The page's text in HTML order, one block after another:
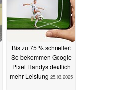
Bis zu 75 % schneller:
So bekommen Google
Pixel Handys deutlich
mehr Leistung 25.03.2025